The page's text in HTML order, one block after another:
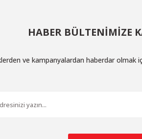
HABER BÜLTENİMİZE
ve kampanyalardan haberdar olmak